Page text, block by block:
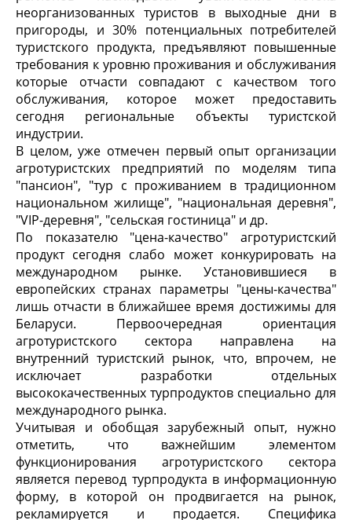
неорганизованных туристов в выходные дни в
пригороды, и 30% потенциальных потребителей
туристского продукта, предъявляют повышенные
требования к уровню проживания и обслуживания
которые отчасти совпадают с качеством того
обслуживания, которое может предоставить
сегодня региональные объекты туристской
индустрии.
В целом, уже отмечен первый опыт организации
агротуристских предприятий по моделям типа
"пансион", "тур с проживанием в традиционном
национальном жилище", "национальная деревня",
"VIP-деревня", "сельская гостиница" и др.
По показателю "цена-качество" агротуристский
продукт сегодня слабо может конкурировать на
международном рынке. Установившиеся в
европейских странах параметры "цены-качества"
лишь отчасти в ближайшее время достижимы для
Беларуси. Первоочередная ориентация
агротуристского сектора направлена на
внутренний туристский рынок, что, впрочем, не
исключает разработки отдельных
высококачественных турпродуктов специально для
международного рынка.
Учитывая и обобщая зарубежный опыт, нужно
отметить, что важнейшим элементом
функционирования агротуристского сектора
является перевод турпродукта в информационную
форму, в которой он продвигается на рынок,
рекламируется и продается. Специфика